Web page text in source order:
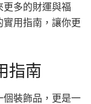
多的財運與福
用指南，讓你更
指南
裝飾品，更是一